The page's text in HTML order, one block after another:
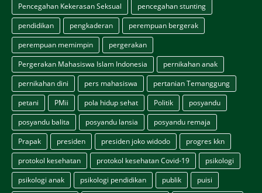
Pencegahan Kekerasan Seksual
pencegahan stunting
pendidikan
pengkaderan
perempuan bergerak
perempuan memimpin
pergerakan
Pergerakan Mahasiswa Islam Indonesia
pernikahan anak
pernikahan dini
pers mahasiswa
pertanian Temanggung
petani
PMii pola hidup sehat Politik
posyandu
posyandu balita
posyandu lansia
posyandu remaja
Prapak
presiden presiden joko widodo
progres kkn
protokol kesehatan
protokol kesehatan Covid-19
psikologi
psikologi anak
psikologi pendidikan publik
puisi